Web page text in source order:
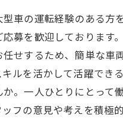
車の運転経験のある方
募を歓迎しております
せするため、簡単な車
ルを活かして活躍でき
。一人ひとりにとって
フの意見や考えを積極